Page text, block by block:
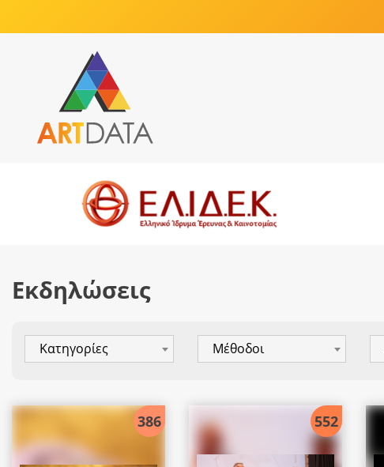
Εκδηλώσεις
Κατηγορίες Μέθοδοι
386 552